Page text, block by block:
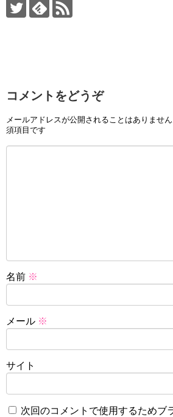
コメントをどうぞ
メールアドレスが公開されることはありません
須項目です
名前 ※
メール ※
サイト
次回のコメントで使用するためブ